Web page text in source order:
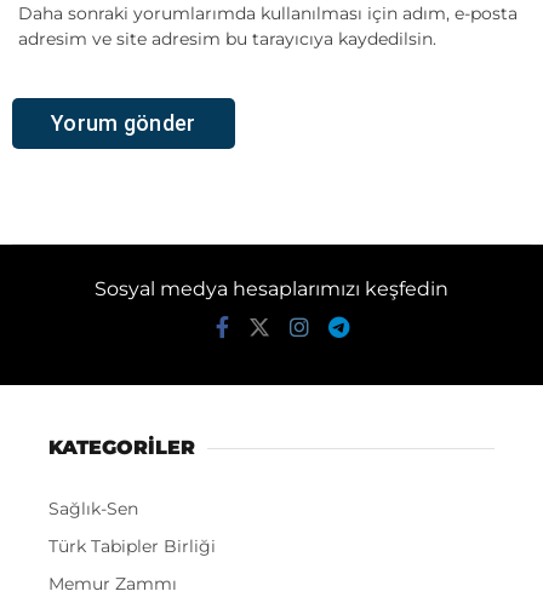
Daha sonraki yorumlarımda kullanılması için adım, e-posta
adresim ve site adresim bu tarayıcıya kaydedilsin.
Sosyal medya hesaplarımızı keşfedin
KATEGORİLER
Sağlık-Sen
Türk Tabipler Birliği
Memur Zammı